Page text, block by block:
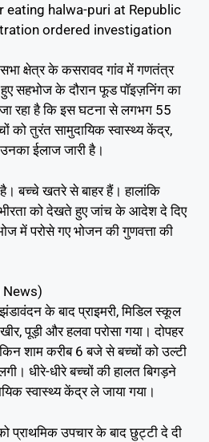
eating halwa-puri at Republic
ordered investigation
क्षेत्र के कसरावद गांव में गणतंत्र
सहभोज के दौरान फूड पॉइज़निंग का
रहा है कि इस घटना से लगभग 55
को तुरंत सामुदायिक स्वास्थ्य केंद्र,
ईलाज जारी है।
बच्चे खतरे से बाहर हैं। हालांकि
को देखते हुए जांच के आदेश दे दिए
में परोसे गए भोजन की गुणवत्ता की
News)
के बाद प्राइमरी, मिडिल स्कूल
पूड़ी और हलवा परोसा गया। दोपहर
शाम करीब 6 बजे से बच्चों को उल्टी
धीरे-धीरे बच्चों की हालत बिगड़ने
स्वास्थ्य केंद्र ले जाया गया।
प्राथमिक उपचार के बाद छुट्टी दे दी